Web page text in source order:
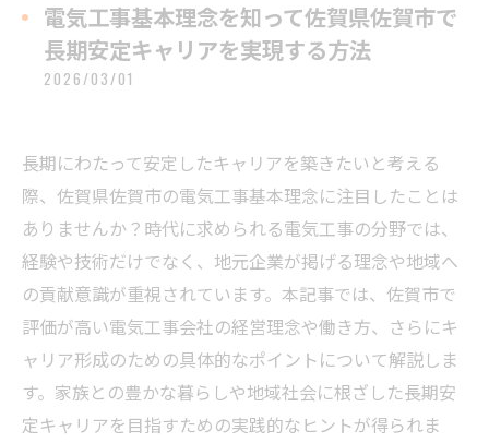
電気工事基本理念を知って佐賀県佐賀市で
長期安定キャリアを実現する方法
2026/03/01
長期にわたって安定したキャリアを築きたいと考える
際、佐賀県佐賀市の電気工事基本理念に注目したことは
ありませんか？時代に求められる電気工事の分野では、
経験や技術だけでなく、地元企業が掲げる理念や地域へ
の貢献意識が重視されています。本記事では、佐賀市で
評価が高い電気工事会社の経営理念や働き方、さらにキ
ャリア形成のための具体的なポイントについて解説しま
す。家族との豊かな暮らしや地域社会に根ざした長期安
定キャリアを目指すための実践的なヒントが得られま